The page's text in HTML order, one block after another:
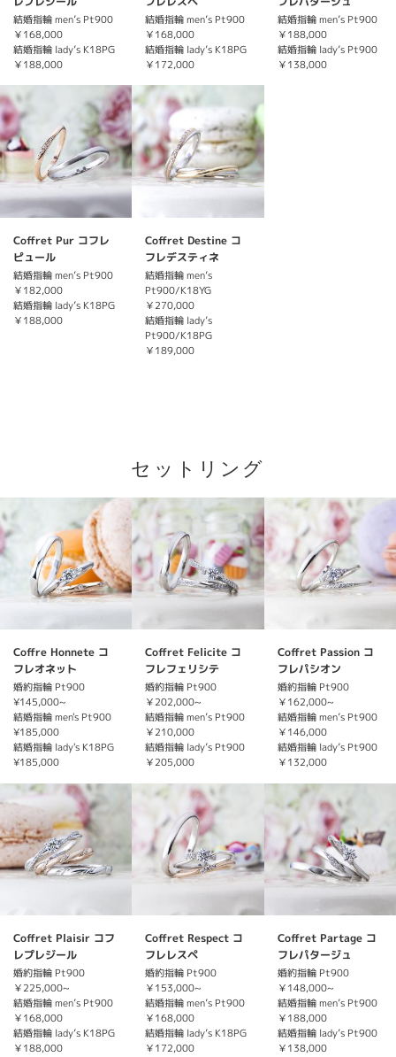
結婚指輪 men’s Pt900
￥168,000
結婚指輪 lady’s K18PG
￥188,000
結婚指輪 men’s Pt900
￥168,000
結婚指輪 lady’s K18PG
￥172,000
結婚指輪 men’s Pt900
￥188,000
結婚指輪 lady’s Pt900
￥138,000
Coffret Pur コフレ
ピュール
結婚指輪 men’s Pt900
￥182,000
結婚指輪 lady’s K18PG
￥188,000
Coffret Destine コ
フレデスティネ
結婚指輪 men’s
Pt900/K18YG
￥270,000
結婚指輪 lady’s
Pt900/K18PG
￥189,000
セットリング
Coffre Honnete コ
フレオネット
婚約指輪 Pt900
¥145,000~
結婚指輪 men's Pt900
¥185,000
結婚指輪 lady's K18PG
¥185,000
Coffret Felicite コ
フレフェリシテ
婚約指輪 Pt900
￥202,000~
結婚指輪 men’s Pt900
￥210,000
結婚指輪 lady’s Pt900
￥205,000
Coffret Passion コ
フレパシオン
婚約指輪 Pt900
￥162,000~
結婚指輪 men’s Pt900
￥146,000
結婚指輪 lady’s Pt900
￥132,000
Coffret Plaisir コフ
レプレジール
婚約指輪 Pt900
￥225,000~
結婚指輪 men’s Pt900
￥168,000
結婚指輪 lady’s K18PG
￥188,000
Coffret Respect コ
フレレスペ
婚約指輪 Pt900
￥153,000~
結婚指輪 men’s Pt900
￥168,000
結婚指輪 lady’s K18PG
￥172,000
Coffret Partage コ
フレパタージュ
婚約指輪 Pt900
￥148,000~
結婚指輪 men’s Pt900
￥188,000
結婚指輪 lady’s Pt900
￥138,000